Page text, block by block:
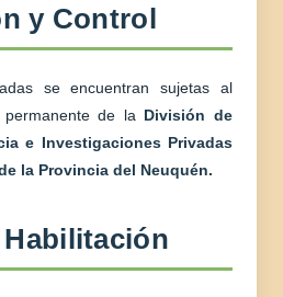
y Control
se encuentran sujetas al
de la División de
e Investigaciones Privadas
la Provincia del Neuquén.